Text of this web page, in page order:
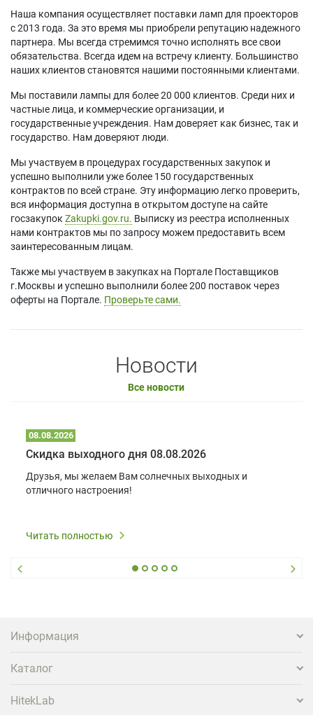
Наша компания осуществляет поставки ламп для проекторов
с 2013 года. За это время мы приобрели репутацию надежного
партнера. Мы всегда стремимся точно исполнять все свои
обязательства. Всегда идем на встречу клиенту. Большинство
наших клиентов становятся нашими постоянными клиентами.
Мы поставили лампы для более 20 000 клиентов. Среди них и
частные лица, и коммерческие организации, и
государственные учреждения. Нам доверяет как бизнес, так и
государство. Нам доверяют люди.
Мы участвуем в процедурах государственных закупок и
успешно выполнили уже более 150 государственных
контрактов по всей стране. Эту информацию легко проверить,
вся информация доступна в открытом доступе на сайте
госзакупок Zakupki.gov.ru. Выписку из реестра исполненных
нами контрактов мы по запросу можем предоставить всем
заинтересованным лицам.
Также мы участвуем в закупках на Портале Поставщиков
г.Москвы и успешно выполнили более 200 поставок через
оферты на Портале. Проверьте сами.
Новости
Все новости
08.08.2026
Скидка выходного дня 08.08.2026
Друзья, мы желаем Вам солнечных выходных и
отличного настроения!
Читать полностью
Информация
Каталог
HitekLab